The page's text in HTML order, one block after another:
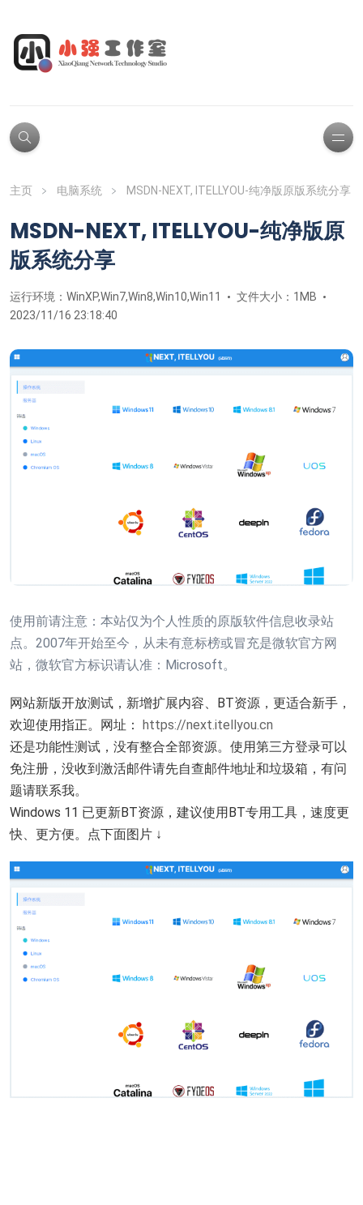
主页 电脑系统 MSDN-NEXT, ITELLYOU-纯净版原版系统分享
MSDN-NEXT, ITELLYOU-纯净版原
版系统分享
运行环境：WinXP,Win7,Win8,Win10,Win11
文件大小：1MB
2023/11/16 23:18:40
使用前请注意：本站仅为个人性质的原版软件信息收录站
点。2007年开始至今，从未有意标榜或冒充是微软官方网
站，微软官方标识请认准：Microsoft。
网站新版开放测试，新增扩展内容、BT资源，更适合新手，
欢迎使用指正。网址： https://next.itellyou.cn
还是功能性测试，没有整合全部资源。使用第三方登录可以
免注册，没收到激活邮件请先自查邮件地址和垃圾箱，有问
题请联系我。
Windows 11 已更新BT资源，建议使用BT专用工具，速度更
快、更方便。点下面图片 ↓